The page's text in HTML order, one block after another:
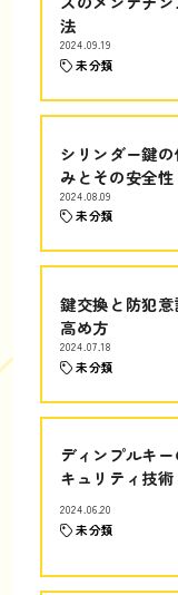
法
2024.09.19
未分類
シリンダー鍵
みとその安全性
2024.08.09
未分類
鍵交換と防犯意
高め方
2024.07.18
未分類
ディンプルキ
キュリティ技術
2024.06.20
未分類